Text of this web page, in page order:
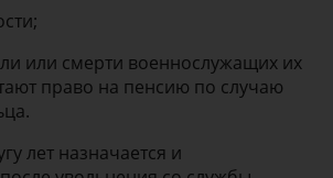
или смерти военнослужащих их
право на пенсию по случаю
лет назначается и